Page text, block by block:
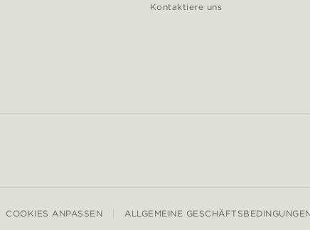
Kontaktiere uns
COOKIES ANPASSEN ALLGEMEINE